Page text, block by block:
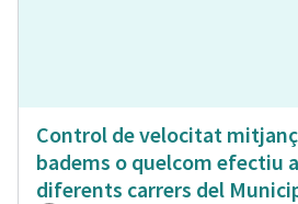
Control de velocitat
badems o quelcom efectiu a
diferents carrers del